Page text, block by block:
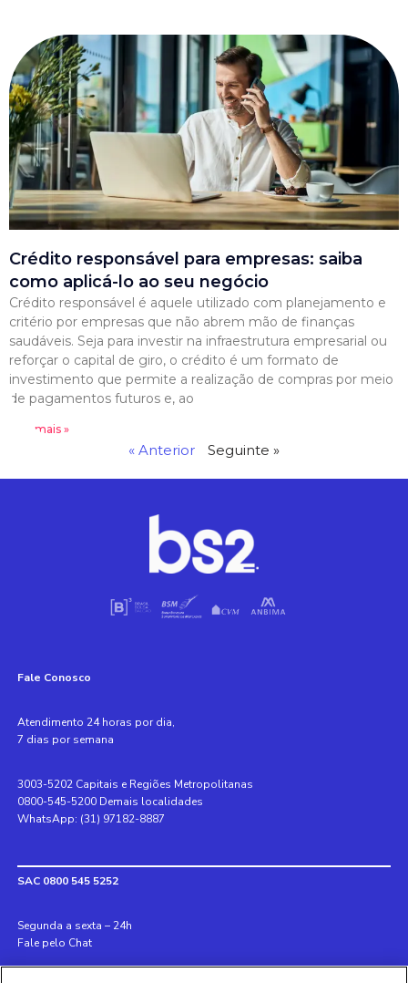
Crédito responsável para empresas: saiba
como aplicá-lo ao seu negócio
Crédito responsável é aquele utilizado com planejamento e
critério por empresas que não abrem mão de finanças
saudáveis. Seja para investir na infraestrutura empresarial ou
reforçar o capital de giro, o crédito é um formato de
investimento que permite a realização de compras por meio
de pagamentos futuros e, ao
Leia mais »
« Anterior Seguinte »
Fale Conosco
Atendimento 24 horas por dia,
7 dias por semana
3003-5202 Capitais e Regiões Metropolitanas
0800-545-5200 Demais localidades
WhatsApp: (31) 97182-8887
SAC 0800 545 5252
Segunda a sexta – 24h
Fale pelo Chat